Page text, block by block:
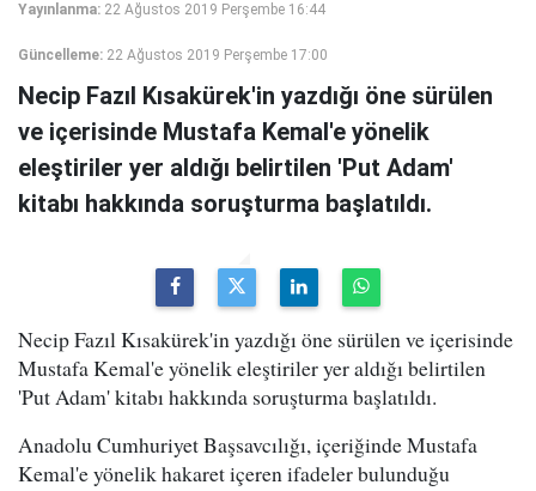
Yayınlanma: 22 Ağustos 2019 Perşembe 16:44
Güncelleme: 22 Ağustos 2019 Perşembe 17:00
Necip Fazıl Kısakürek'in yazdığı öne sürülen
ve içerisinde Mustafa Kemal'e yönelik
eleştiriler yer aldığı belirtilen 'Put Adam'
kitabı hakkında soruşturma başlatıldı.
Necip Fazıl Kısakürek'in yazdığı öne sürülen ve içerisinde
Mustafa Kemal'e yönelik eleştiriler yer aldığı belirtilen
'Put Adam' kitabı hakkında soruşturma başlatıldı.
Anadolu Cumhuriyet Başsavcılığı, içeriğinde Mustafa
Kemal'e yönelik hakaret içeren ifadeler bulunduğu